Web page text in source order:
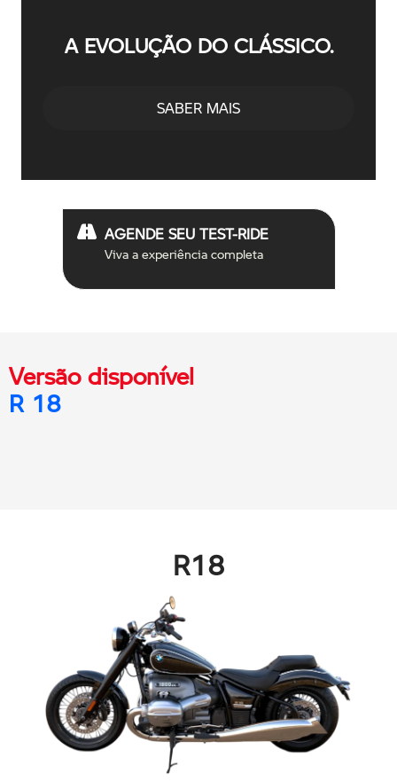
A EVOLUÇÃO DO CLÁSSICO.
SABER MAIS
AGENDE SEU TEST-RIDE
Viva a experiência completa
Versão disponível
R 18
R18